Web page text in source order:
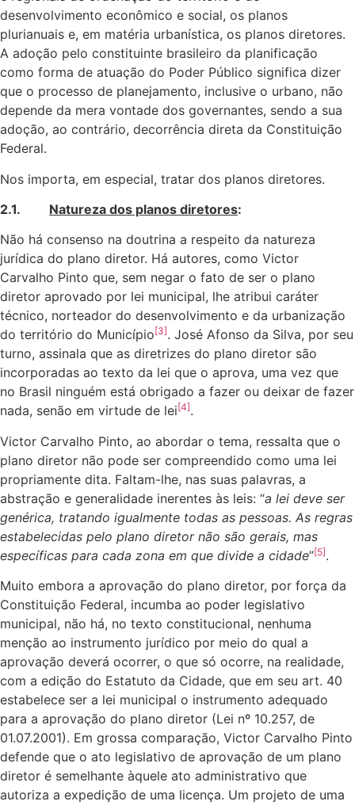
desenvolvimento econômico e social, os planos
plurianuais e, em matéria urbanística, os planos diretores.
A adoção pelo constituinte brasileiro da planificação
como forma de atuação do Poder Público significa dizer
que o processo de planejamento, inclusive o urbano, não
depende da mera vontade dos governantes, sendo a sua
adoção, ao contrário, decorrência direta da Constituição
Federal.
Nos importa, em especial, tratar dos planos diretores.
2.1. Natureza dos planos diretores:
Não há consenso na doutrina a respeito da natureza
jurídica do plano diretor. Há autores, como Victor
Carvalho Pinto que, sem negar o fato de ser o plano
diretor aprovado por lei municipal, lhe atribui caráter
técnico, norteador do desenvolvimento e da urbanização
do território do Município[3]. José Afonso da Silva, por seu
turno, assinala que as diretrizes do plano diretor são
incorporadas ao texto da lei que o aprova, uma vez que
no Brasil ninguém está obrigado a fazer ou deixar de fazer
nada, senão em virtude de lei[4].
Victor Carvalho Pinto, ao abordar o tema, ressalta que o
plano diretor não pode ser compreendido como uma lei
propriamente dita. Faltam-lhe, nas suas palavras, a
abstração e generalidade inerentes às leis: “a lei deve ser
genérica, tratando igualmente todas as pessoas. As regras
estabelecidas pelo plano diretor não são gerais, mas
específicas para cada zona em que divide a cidade”[5].
Muito embora a aprovação do plano diretor, por força da
Constituição Federal, incumba ao poder legislativo
municipal, não há, no texto constitucional, nenhuma
menção ao instrumento jurídico por meio do qual a
aprovação deverá ocorrer, o que só ocorre, na realidade,
com a edição do Estatuto da Cidade, que em seu art. 40
estabelece ser a lei municipal o instrumento adequado
para a aprovação do plano diretor (Lei nº 10.257, de
01.07.2001). Em grossa comparação, Victor Carvalho Pinto
defende que o ato legislativo de aprovação de um plano
diretor é semelhante àquele ato administrativo que
autoriza a expedição de uma licença. Um projeto de uma